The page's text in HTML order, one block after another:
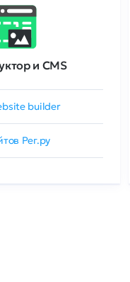
и CMS
builder
Рег.ру